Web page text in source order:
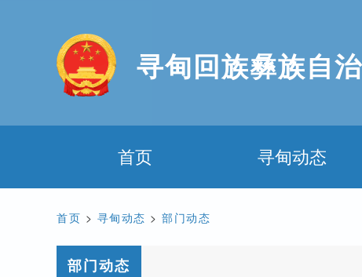
寻甸回族彝族自
首页 寻甸动态
首页 > 寻甸动态 > 部门动态
部门动态